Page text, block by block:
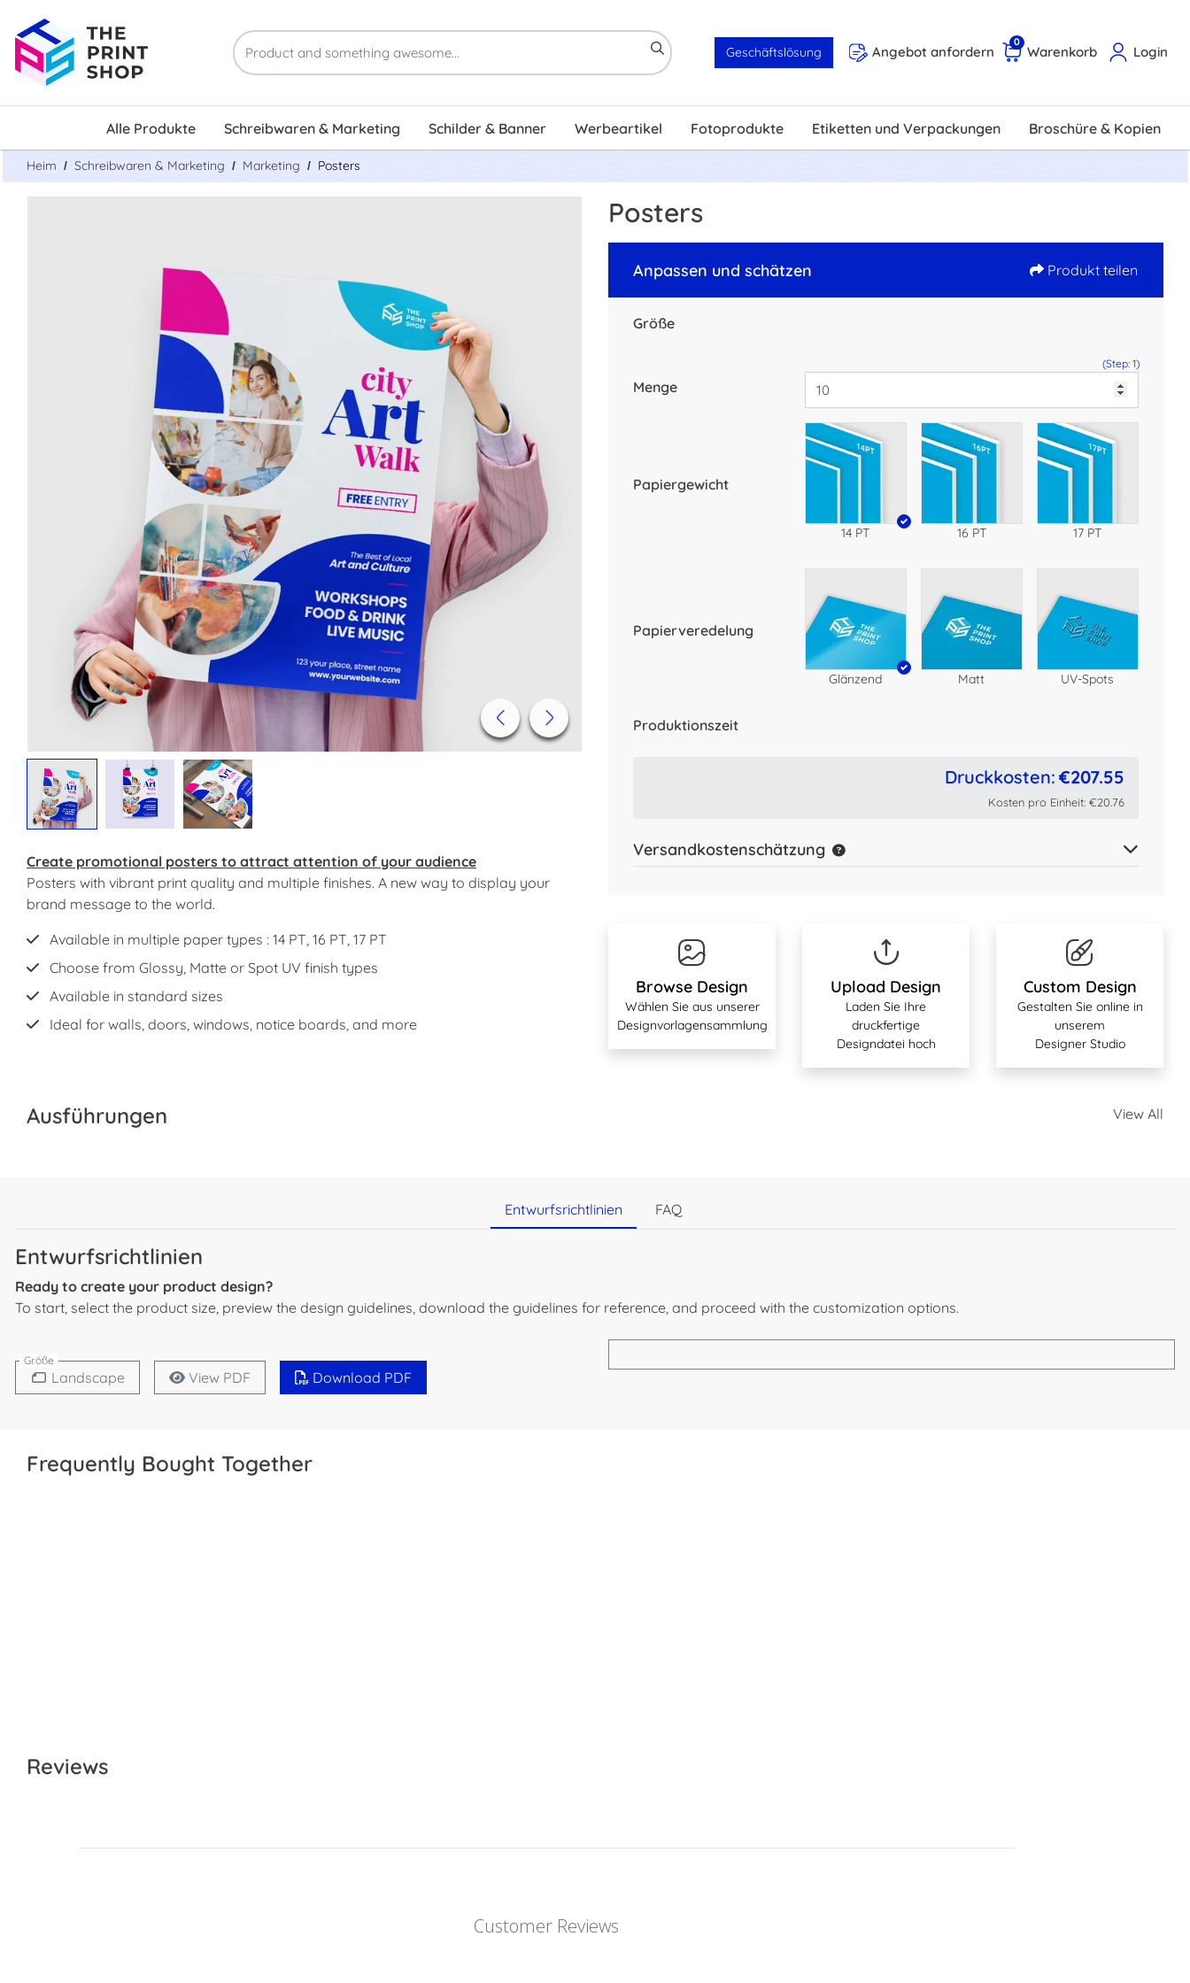
Geschäftslösung Angebot anfordern Warenkorb
0
Login
Alle Produkte Schreibwaren & Marketing Schilder & Banner Werbeartikel Fotoprodukte Etiketten und Verpackungen Broschüre & Kopien
Heim Schreibwaren & Marketing Marketing Posters
Create promotional posters to attract attention of your audience
Posters with vibrant print quality and multiple finishes. A new way to display your
brand message to the world.
Available in multiple paper types : 14 PT, 16 PT, 17 PT
Choose from Glossy, Matte or Spot UV finish types
Available in standard sizes
Ideal for walls, doors, windows, notice boards, and more
Posters
Anpassen und schätzen Produkt teilen
Größe
(Step: 1)
Menge
Papiergewicht
14 PT 16 PT 17 PT
Papierveredelung
Glänzend Matt UV-Spots
Produktionszeit
Druckkosten: €207.55
Kosten pro Einheit: €20.76
Versandkostenschätzung
Browse Design
Wählen Sie aus unserer
Designvorlagensammlung
Upload Design
Laden Sie Ihre
druckfertige
Designdatei hoch
Custom Design
Gestalten Sie online in
unserem
Designer Studio
View All
Ausführungen
Entwurfsrichtlinien FAQ
Entwurfsrichtlinien
Ready to create your product design?
To start, select the product size, preview the design guidelines, download the guidelines for reference, and proceed with the customization options.
Größe
Landscape View PDF Download PDF
Frequently Bought Together
Reviews
Customer Reviews